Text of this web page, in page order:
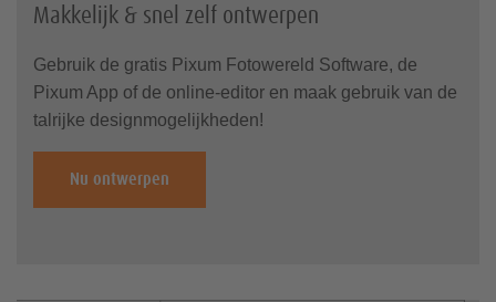
Makkelijk & snel zelf ontwerpen
Gebruik de gratis Pixum Fotowereld Software, de
Pixum App of de online-editor en maak gebruik van de
talrijke designmogelijkheden!
Nu ontwerpen